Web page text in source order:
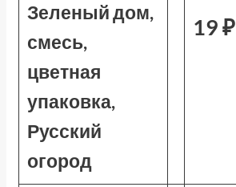
Зеленый дом,
смесь,
цветная
упаковка,
Русский
огород
19 ₽